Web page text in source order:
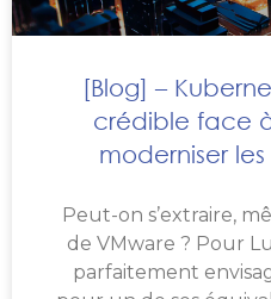
[Blog] –
crédible face
moderniser
Peut-on s’extraire,
de VMware ? Pour
parfaitement